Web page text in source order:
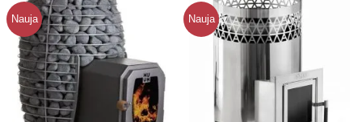
Nauja Nauja